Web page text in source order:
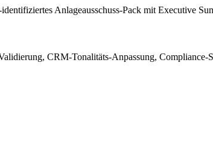
Anlageausschuss-Pack mit Executive
CRM-Tonalitäts-Anpassung,